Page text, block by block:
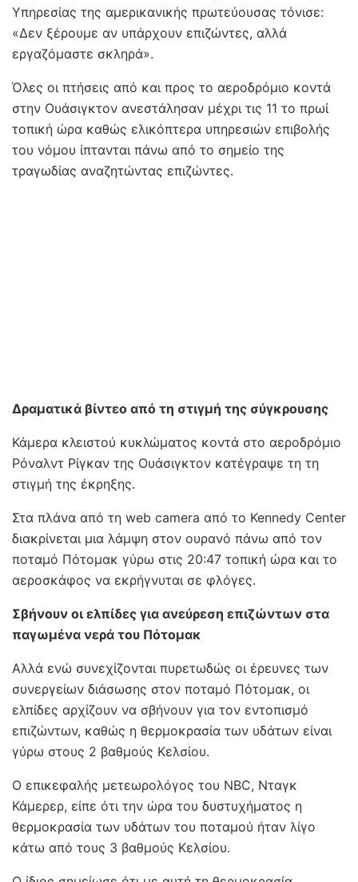
Υπηρεσίας της αμερικανικής πρωτεύουσας τόνισε:
«Δεν ξέρουμε αν υπάρχουν επιζώντες, αλλά
εργαζόμαστε σκληρά».
Όλες οι πτήσεις από και προς το αεροδρόμιο κοντά
στην Ουάσιγκτον ανεστάλησαν μέχρι τις 11 το πρωί
τοπική ώρα καθώς ελικόπτερα υπηρεσιών επιβολής
του νόμου ίπτανται πάνω από το σημείο της
τραγωδίας αναζητώντας επιζώντες.
Δραματικά βίντεο από τη στιγμή της σύγκρουσης
Κάμερα κλειστού κυκλώματος κοντά στο αεροδρόμιο
Ρόναλντ Ρίγκαν της Ουάσιγκτον κατέγραψε τη τη
στιγμή της έκρηξης.
Στα πλάνα από τη web camera από το Kennedy Center
διακρίνεται μια λάμψη στον ουρανό πάνω από τον
ποταμό Πότομακ γύρω στις 20:47 τοπική ώρα και το
αεροσκάφος να εκρήγνυται σε φλόγες.
Σβήνουν οι ελπίδες για ανεύρεση επιζώντων στα
παγωμένα νερά του Πότομακ
Αλλά ενώ συνεχίζονται πυρετωδώς οι έρευνες των
συνεργείων διάσωσης στον ποταμό Πότομακ, οι
ελπίδες αρχίζουν να σβήνουν για τον εντοπισμό
επιζώντων, καθώς η θερμοκρασία των υδάτων είναι
γύρω στους 2 βαθμούς Κελσίου.
Ο επικεφαλής μετεωρολόγος του NBC, Νταγκ
Κάμερερ, είπε ότι την ώρα του δυστυχήματος η
θερμοκρασία των υδάτων του ποταμού ήταν λίγο
κάτω από τους 3 βαθμούς Κελσίου.